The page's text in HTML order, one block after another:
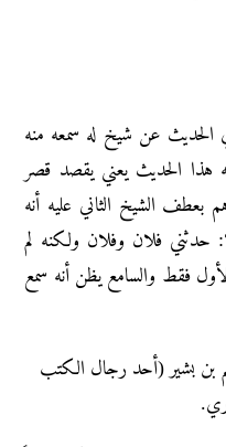
الحديث عن شيخ له سمعه منه
هذا الحديث يعني يقصد قصر
بعطف الشيخ الثاني عليه أنه
حدثني فلان وفلان ولكنه لم
فقط والسامع يظن أنه سمع
بن بشير (أحد رجال الكتب